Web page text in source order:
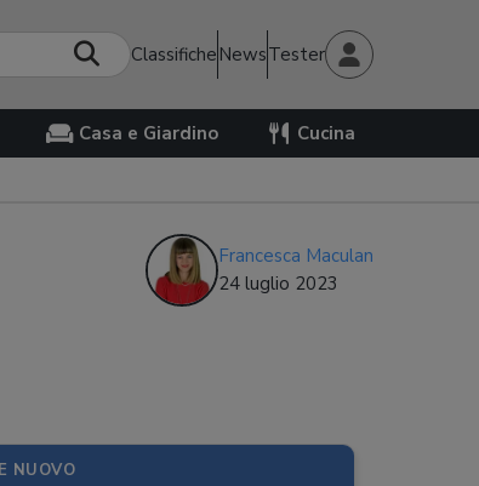
Classifiche NewsTester
Casa e Giardino Cucina
Francesca Maculan
24 luglio 2023
NUOVO